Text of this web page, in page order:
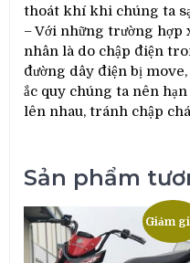
thoát khí khi chúng ta
– Với những trường hợp
nhân là do chập điện
đường dây điện bị
ắc quy chúng ta nên
lên nhau, tránh chập
Sản phẩm
Giảm